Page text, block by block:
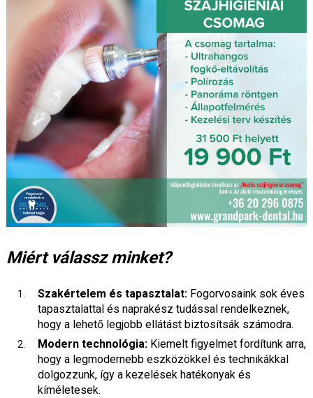
Miért válassz minket?
Szakértelem és tapasztalat: Fogorvosaink sok éves
tapasztalattal és naprakész tudással rendelkeznek,
hogy a lehető legjobb ellátást biztosítsák számodra.
Modern technológia: Kiemelt figyelmet fordítunk arra,
hogy a legmodernebb eszközökkel és technikákkal
dolgozzunk, így a kezelések hatékonyak és
kíméletesek.